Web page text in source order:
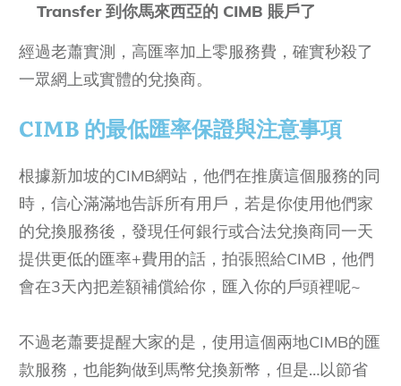
Transfer 到你馬來西亞的 CIMB 賬戶了
經過老蕭實測，高匯率加上零服務費，確實秒殺了
一眾網上或實體的兌換商。
CIMB 的最低匯率保證與注意事項
根據新加坡的CIMB網站，他們在推廣這個服務的同
時，信心滿滿地告訴所有用戶，若是你使用他們家
的兌換服務後，發現任何銀行或合法兌換商同一天
提供更低的匯率+費用的話，拍張照給CIMB，他們
會在3天內把差額補償給你，匯入你的戶頭裡呢~
不過老蕭要提醒大家的是，使用這個兩地CIMB的匯
款服務，也能夠做到馬幣兌換新幣，但是…以節省